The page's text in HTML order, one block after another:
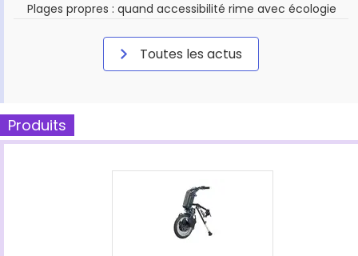
Plages propres : quand accessibilité rime avec écologie
Toutes les actus
Produits